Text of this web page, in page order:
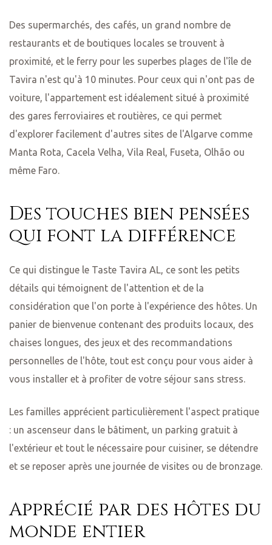
Des supermarchés, des cafés, un grand nombre de
restaurants et de boutiques locales se trouvent à
proximité, et le ferry pour les superbes plages de l'île de
Tavira n'est qu'à 10 minutes. Pour ceux qui n'ont pas de
voiture, l'appartement est idéalement situé à proximité
des gares ferroviaires et routières, ce qui permet
d'explorer facilement d'autres sites de l'Algarve comme
Manta Rota, Cacela Velha, Vila Real, Fuseta, Olhão ou
même Faro.
Des touches bien pensées
qui font la différence
Ce qui distingue le Taste Tavira AL, ce sont les petits
détails qui témoignent de l'attention et de la
considération que l'on porte à l'expérience des hôtes. Un
panier de bienvenue contenant des produits locaux, des
chaises longues, des jeux et des recommandations
personnelles de l'hôte, tout est conçu pour vous aider à
vous installer et à profiter de votre séjour sans stress.
Les familles apprécient particulièrement l'aspect pratique
: un ascenseur dans le bâtiment, un parking gratuit à
l'extérieur et tout le nécessaire pour cuisiner, se détendre
et se reposer après une journée de visites ou de bronzage.
Apprécié par des hôtes du
monde entier